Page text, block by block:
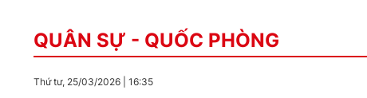
THỜI SỰ QUỐC TẾ
QUÂN SỰ - QUỐC PHÒNG
Thứ tư, 25/03/2026 16:35